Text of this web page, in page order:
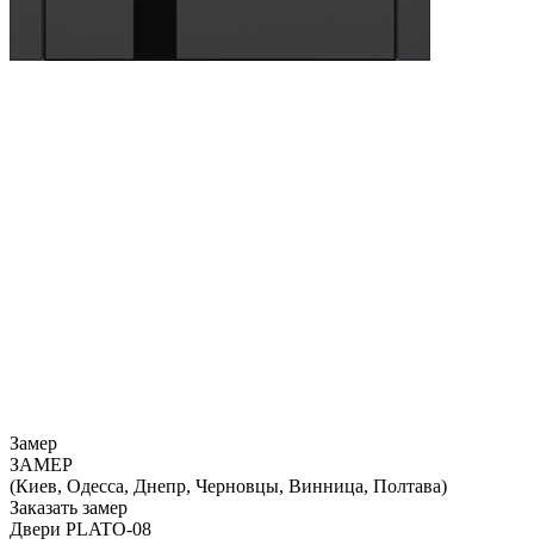
Замер
ЗАМЕР
(Киев, Одесса, Днепр, Черновцы, Винница, Полтава)
Заказать замер
Двери PLATO-08